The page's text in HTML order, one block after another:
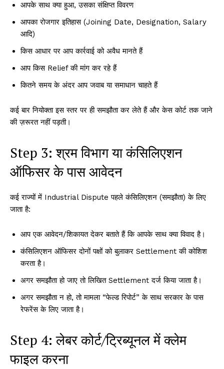
आपके साथ क्या हुआ, उसका संक्षिप्त विवरण
आपका रोजगार इतिहास (Joining Date, Designation, Salary
आदि)
किस आधार पर आप कार्रवाई को अवैध मानते हैं
आप किस Relief की मांग कर रहे हैं
कितने समय के अंदर आप जवाब या समाधान चाहते हैं
कई बार नियोक्ता इस स्तर पर ही समझौता कर लेते हैं और केस कोर्ट तक जाने
की ज़रूरत नहीं पड़ती।
Step 3: श्रम विभाग या कंसिलिएशन
ऑफिसर के पास आवेदन
कई राज्यों में Industrial Dispute पहले कंसिलिएशन (समझौता) के लिए
जाता है:
आप एक आवेदन/शिकायत देकर बताते हैं कि आपके साथ क्या विवाद है।
कंसिलिएशन ऑफिसर दोनों पक्षों को बुलाकर Settlement की कोशिश
करता है।
अगर समझौता हो जाए तो लिखित Settlement दर्ज किया जाता है।
अगर समझौता न हो, तो मामला “फेल्ड रिपोर्ट” के साथ सरकार के पास
रेफरेंस के लिए जाता है।
Step 4: लेबर कोर्ट/ट्रिब्यूनल में क्लेम
फाइल करना